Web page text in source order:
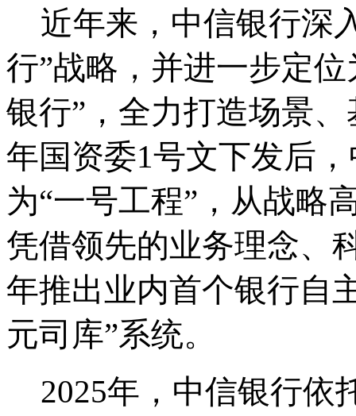
近年来，中信银行深
行”战略，并进一步定
银行”，全力打造场景
年国资委1号文下发后
为“一号工程”，从战略
凭借领先的业务理念、
年推出业内首个银行
元司库”系统。
2025年，中信银行依